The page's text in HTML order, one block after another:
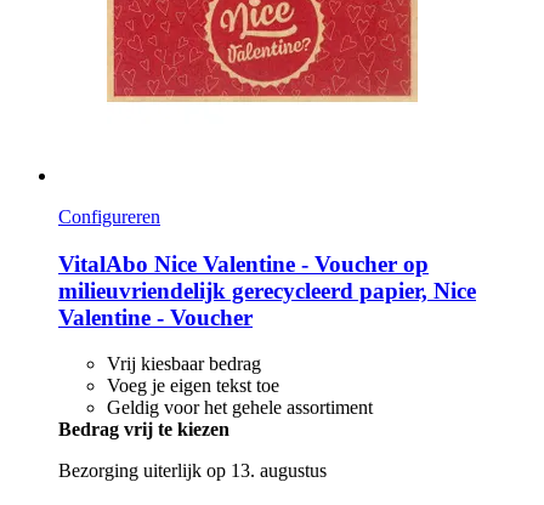
Configureren
VitalAbo Nice Valentine -​ Voucher op
milieuvriendelijk gerecycleerd papier, Nice
Valentine -​ Voucher
Vrij kiesbaar bedrag
Voeg je eigen tekst toe
Geldig voor het gehele assortiment
Bedrag vrij te kiezen
Bezorging uiterlijk op 13. augustus